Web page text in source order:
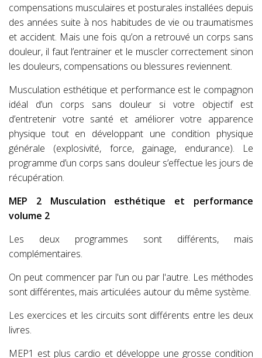
compensations musculaires et posturales installées depuis
des années suite à nos habitudes de vie ou traumatismes
et accident. Mais une fois qu’on a retrouvé un corps sans
douleur, il faut l’entrainer et le muscler correctement sinon
les douleurs, compensations ou blessures reviennent.
Musculation esthétique et performance est le compagnon
idéal d’un corps sans douleur si votre objectif est
d’entretenir votre santé et améliorer votre apparence
physique tout en développant une condition physique
générale (explosivité, force, gainage, endurance). Le
programme d’un corps sans douleur s’effectue les jours de
récupération.
MEP 2 Musculation esthétique et performance
volume 2
Les deux programmes sont différents, mais
complémentaires.
On peut commencer par l'un ou par l'autre. Les méthodes
sont différentes, mais articulées autour du même système.
Les exercices et les circuits sont différents entre les deux
livres.
MEP1 est plus cardio et développe une grosse condition